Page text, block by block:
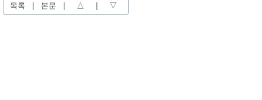
목록 | 본문 | △ | ▽